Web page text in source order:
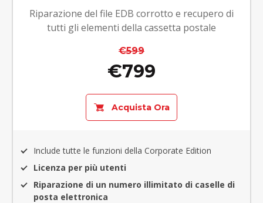
Riparazione del file EDB corrotto e recupero di
tutti gli elementi della cassetta postale
€599
€799
Acquista Ora
Include tutte le funzioni della Corporate Edition
Licenza per più utenti
Riparazione di un numero illimitato di caselle di
posta elettronica